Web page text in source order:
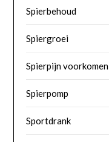
Spierbehoud
Spiergroei
Spierpijn voorkomen
Spierpomp
Sportdrank